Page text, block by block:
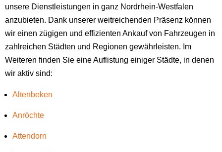
unsere Dienstleistungen in ganz Nordrhein-Westfalen
anzubieten. Dank unserer weitreichenden Präsenz können
wir einen zügigen und effizienten Ankauf von Fahrzeugen in
zahlreichen Städten und Regionen gewährleisten. Im
Weiteren finden Sie eine Auflistung einiger Städte, in denen
wir aktiv sind:
Altenbeken
Anröchte
Attendorn